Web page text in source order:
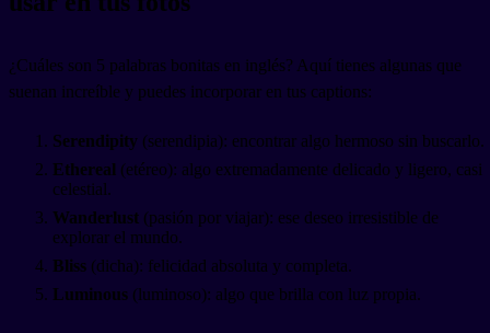
¿Cuáles son 5 palabras bonitas en inglés? Aquí tienes algunas que
suenan increíble y puedes incorporar en tus captions:
Serendipity (serendipia): encontrar algo hermoso sin buscarlo.
Ethereal (etéreo): algo extremadamente delicado y ligero, casi
celestial.
Wanderlust (pasión por viajar): ese deseo irresistible de
explorar el mundo.
Bliss (dicha): felicidad absoluta y completa.
Luminous (luminoso): algo que brilla con luz propia.